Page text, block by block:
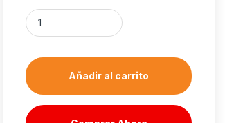
Impresora de Tickets Premier ITP-73/
Añadir al carrito